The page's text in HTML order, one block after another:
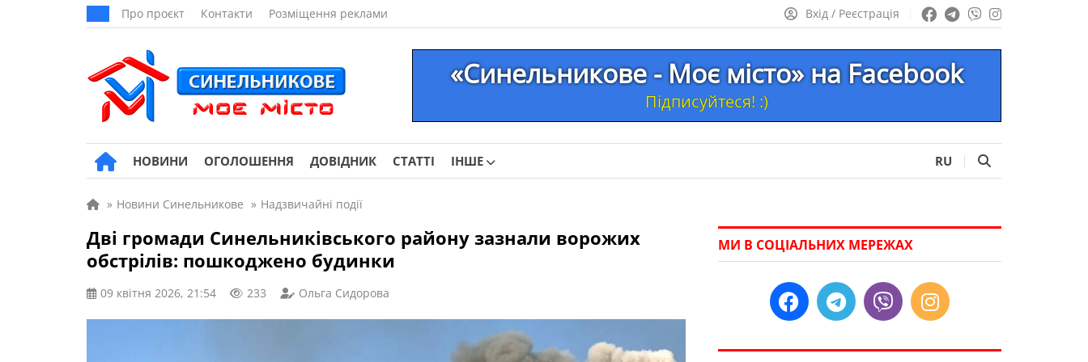
Про проєкт Контакти Розміщення реклами Вхід / Реєстрація
«Синельникове - Моє місто» на Facebook
Підписуйтеся! :)
НОВИНИ ОГОЛОШЕННЯ ДОВІДНИК СТАТТІ ІНШЕ RU
» Новини Синельникове » Надзвичайні події
Дві громади Синельниківського району зазнали ворожих
обстрілів: пошкоджено будинки
09 квітня 2026, 21:54 233 Ольга Сидорова
МИ В СОЦІАЛЬНИХ МЕРЕЖАХ